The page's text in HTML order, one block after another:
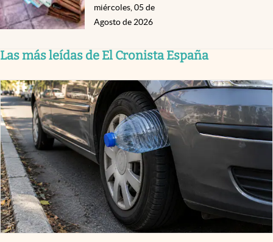
miércoles, 05 de
Agosto de 2026
Las más leídas de El Cronista España